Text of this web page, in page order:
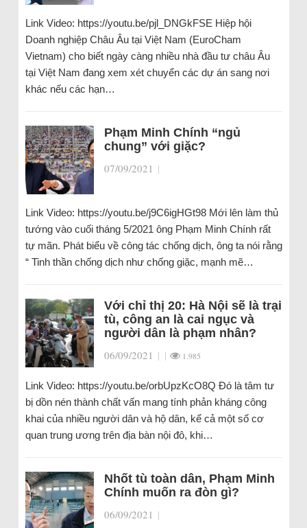
Link Video: https://youtu.be/pjl_DNGkFSE Hiệp hội
Doanh nghiệp Châu Âu tại Việt Nam (EuroCham
Vietnam) cho biết ngày càng nhiều nhà đầu tư châu Âu
tại Việt Nam đang xem xét chuyển các dự án sang nơi
khác nếu các hạn…
Phạm Minh Chính “ngủ
chung” với giặc?
07/09/2021 |
Link Video: https://youtu.be/j9C6igHGt98 Mới lên làm thủ
tướng vào cuối tháng 5/2021 ông Phạm Minh Chính rất
tự mãn. Phát biểu về công tác chống dịch, ông ta nói rằng
“ Tinh thần chống dịch như chống giặc, mạnh mẽ…
Với chỉ thị 20: Hà Nội sẽ là trại
tù, công an là cai ngục và
người dân là phạm nhân?
06/09/2021 | | 1.985
Link Video: https://youtu.be/orbUpzKcO8Q Đó là tâm tư
bị dồn nén thành chất vấn mang tính phản kháng công
khai của nhiều người dân và hộ dân, kể cả một số cơ
quan trung ương trên địa bàn nội đô, khi…
Nhốt tù toàn dân, Phạm Minh
Chính muốn ra đòn gì?
06/09/2021 |